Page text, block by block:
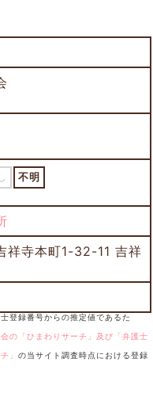
不明
祥寺本町1-32-11 吉祥
登録番号からの推定値であるた
の「ひまわりサーチ」及び「弁護士
」 の当サイト調査時点における登録